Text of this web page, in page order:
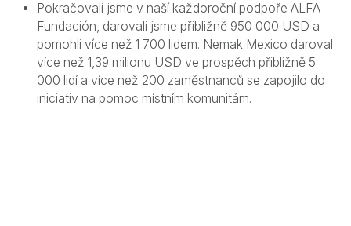
Pokračovali jsme v naší každoroční podpoře ALFA
Fundación, darovali jsme přibližně 950 000 USD a
pomohli více než 1 700 lidem. Nemak Mexico daroval
více než 1,39 milionu USD ve prospěch přibližně 5
000 lidí a více než 200 zaměstnanců se zapojilo do
iniciativ na pomoc místním komunitám.